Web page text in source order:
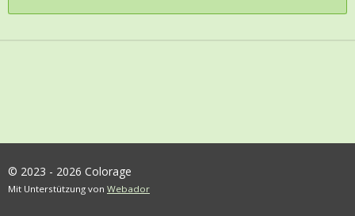
© 2023 - 2026 Colorage
Mit Unterstützung von Webador